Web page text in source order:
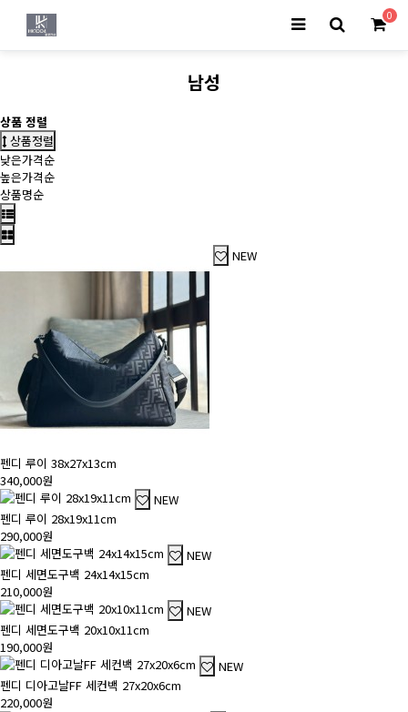
0
남성
상품 정렬
상품정렬
낮은가격순
높은가격순
상품명순
NEW
펜디 루이 38x27x13cm
340,000원
NEW
펜디 루이 28x19x11cm
290,000원
NEW
펜디 세면도구백 24x14x15cm
210,000원
NEW
펜디 세면도구백 20x10x11cm
190,000원
NEW
펜디 디아고날FF 세컨백 27x20x6cm
220,000원